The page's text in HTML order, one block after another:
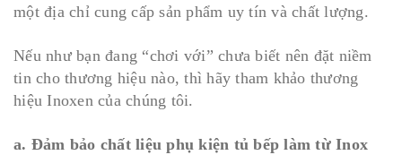
một địa chỉ cung cấp sản phẩm uy tín và chất lượng.
Nếu như bạn đang “chơi với” chưa biết nên đặt niềm
tin cho thương hiệu nào, thì hãy tham khảo thương
hiệu Inoxen của chúng tôi.
a. Đảm bảo chất liệu phụ kiện tủ bếp làm từ Inox